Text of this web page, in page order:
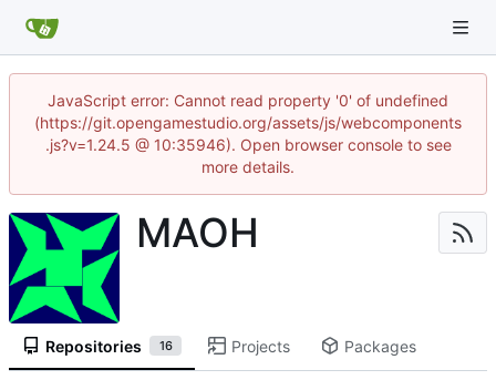
JavaScript error: Cannot read property '0' of undefined
(https://git.opengamestudio.org/assets/js/webcomponents
.js?v=1.24.5 @ 10:35946). Open browser console to see
more details.
MAOH
Repositories 16 Projects Packages